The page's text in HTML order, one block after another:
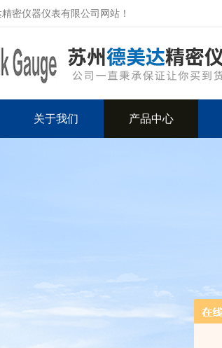
密仪器仪表有限公司网站！
关于我们 产品中心